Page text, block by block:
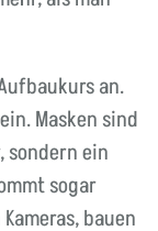
an.
Masken sind
ein
sogar
bauen